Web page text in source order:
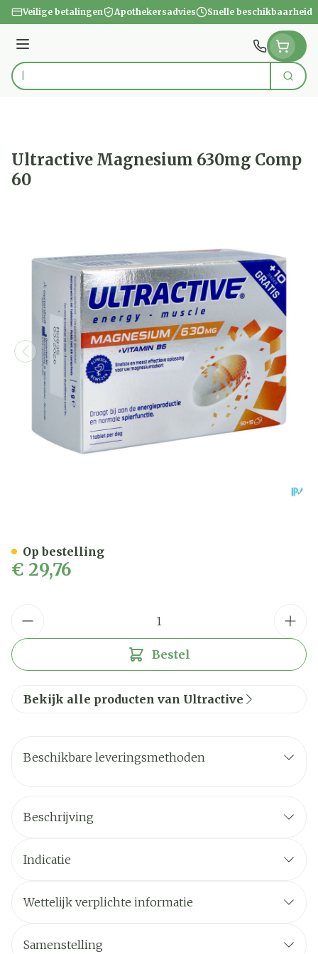
Ga naar de inhoud
Veilige betalingen Apothekersadvies Snelle beschikbaarheid
Menu
Product, merk, categorie... Zoek
Ultractive Magnesium 630mg Comp
60
€ 29,76
Bestel
Op bestelling
Bekijk alle producten van Ultractive
Beschikbare leveringsmethoden
Beschrijving
Indicatie
Wettelijk verplichte informatie
Samenstelling